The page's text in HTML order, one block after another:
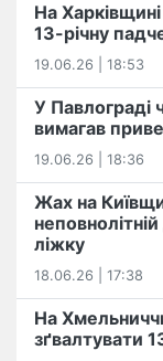
На
13-річну
19.06.26 | 18:53
У Павлограді
вимагав
19.06.26 | 18:36
Жах на
ліжку
18.06.26 | 17:38
На
зґвалтувати